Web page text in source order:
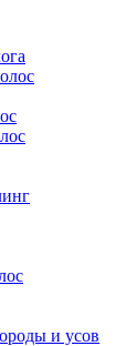
и усов